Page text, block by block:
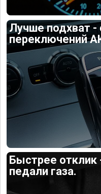
Лучше подхват -
переключений
Быстрее отклик
педали газа.